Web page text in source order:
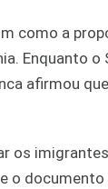
como a
Enquanto
afirmou
os
o